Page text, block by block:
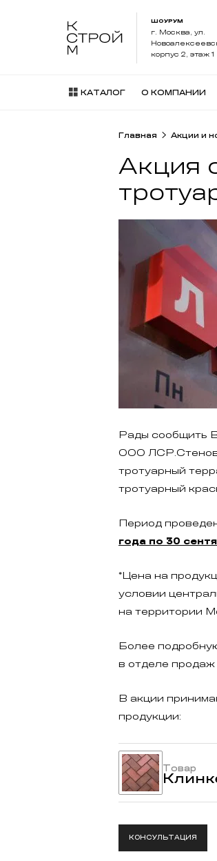
ШОУРУМ
г. Москва, ул.
корпус 2, этаж 1
КАТАЛОГ О КОМПАНИИ
Главная Акции и
Акция
Рады сообщить
ООО
тротуарный
тротуарный
Период
года по 30
*Цена на
условии
на территории
Более
в отделе
В акции
продукции:
Товар
КОНСУЛЬТАЦИЯ